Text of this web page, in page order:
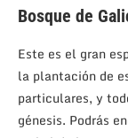
Bosque de
Este es el gran
la plantación de
particulares, y
génesis. Podrás